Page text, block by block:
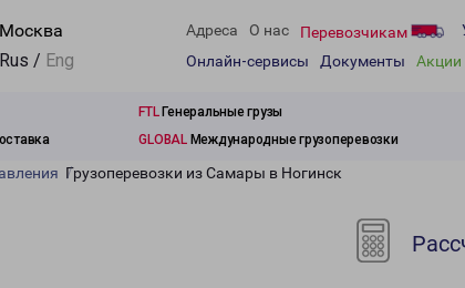
Москва
Rus / Eng
Адреса О нас Перевозчикам
Онлайн-сервисы
Документы Акции
FTLГенеральные грузы
GLOBALМеждународные грузоперевозки
Грузоперевозки из Самары в Ногинск